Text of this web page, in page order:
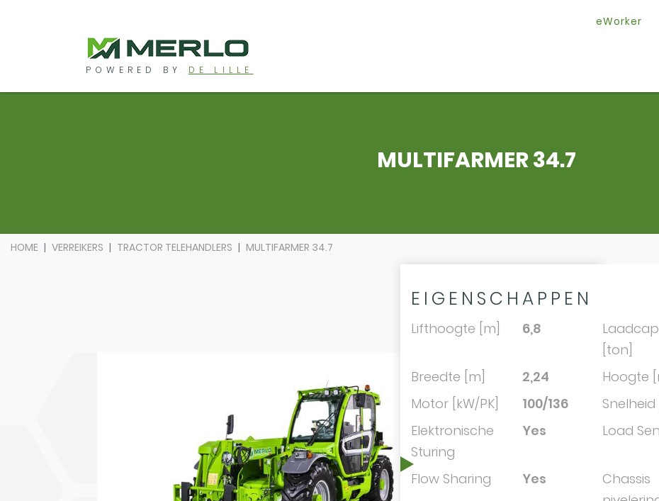
eWorker
POWERED BY DE LILLE
MULTIFARMER 34.7
HOME VERREIKERS TRACTOR TELEHANDLERS MULTIFARMER 34.7
EIGENSCHAPPEN
Lifthoogte [m] 6,8
[ton]
Breedte [m] 2,24 Hoogte
Motor [kW/PK]
100/136 Snelheid
Elektronische
Sturing
Yes Load
Flow Sharing Yes
Chassis